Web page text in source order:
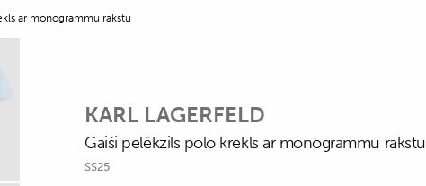
ar monogrammu rakstu
KARL LAGERFELD
Gaiši pelēkzils polo krekls ar monogrammu rakstu
SS25